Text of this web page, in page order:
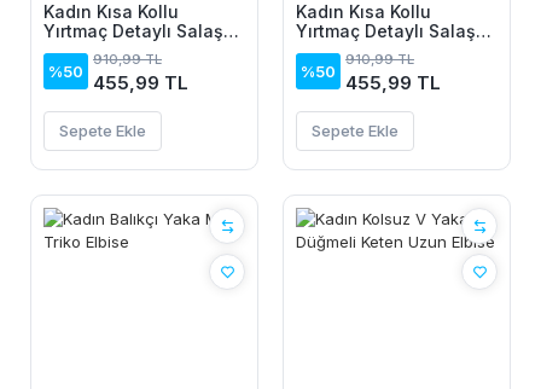
Kadın Kısa Kollu
Yırtmaç Detaylı Salaş
Viskon Elbise
%50
910,99 TL
455,99 TL
Sepete Ekle
Kadın Kısa Kollu
Yırtmaç Detaylı Salaş
Viskon Elbise
%50
910,99 TL
455,99 TL
Sepete Ekle